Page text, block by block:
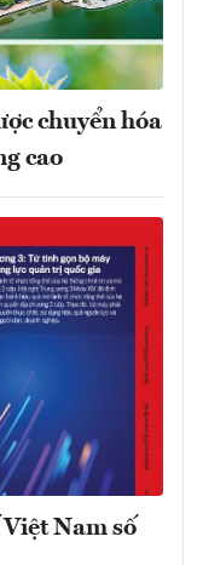
chuyển hóa
cao
Nam số